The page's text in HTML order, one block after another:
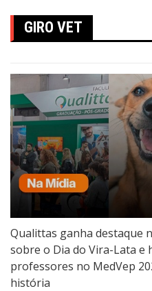
GIRO VET
Qualittas ganha destaque
sobre o Dia do Vira-Lata e
professores no MedVep
história